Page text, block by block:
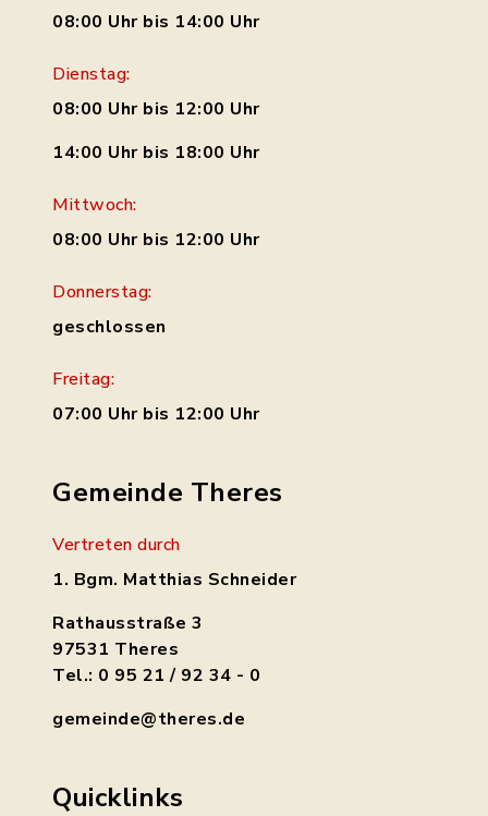
08:00 Uhr bis 14:00 Uhr
Dienstag:
08:00 Uhr bis 12:00 Uhr
14:00 Uhr bis 18:00 Uhr
Mittwoch:
08:00 Uhr bis 12:00 Uhr
Donnerstag:
geschlossen
Freitag:
07:00 Uhr bis 12:00 Uhr
Gemeinde Theres
Vertreten durch
1. Bgm. Matthias Schneider
Rathausstraße 3
97531 Theres
Tel.: 0 95 21 / 92 34 - 0
gemeinde@theres.de
Quicklinks